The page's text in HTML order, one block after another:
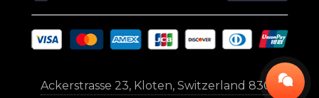
Ackerstrasse 23, Kloten, Switzerland 8302